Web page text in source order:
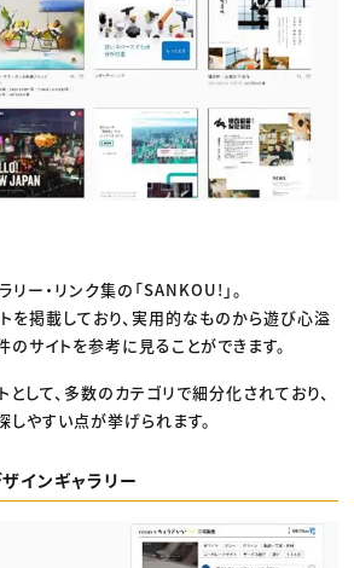
リー・リンク集の「SANKOU!」。
を掲載しており、実用的なものから遊び心溢
サイトを参考に見ることができます。
として、多数のカテゴリで細分化されており、
やすい点が挙げられます。
インギャラリー